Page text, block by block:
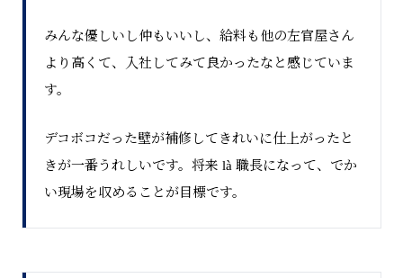
みんな優しいし仲もいいし、給料も他の左官屋さん
より高くて、入社してみて良かったなと感じていま
す。
デコボコだった壁が補修してきれいに仕上がったと
きが一番うれしいです。将来 là 職長になって、でか
い現場を収めることが目標です。